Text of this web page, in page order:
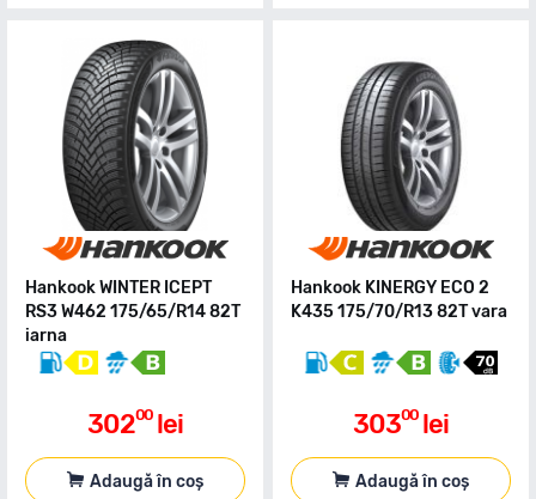
Hankook WINTER ICEPT
RS3 W462 175/65/R14 82T
iarna
30200 lei
Adaugă în coș
Hankook KINERGY ECO 2
K435 175/70/R13 82T vara
30300 lei
Adaugă în coș